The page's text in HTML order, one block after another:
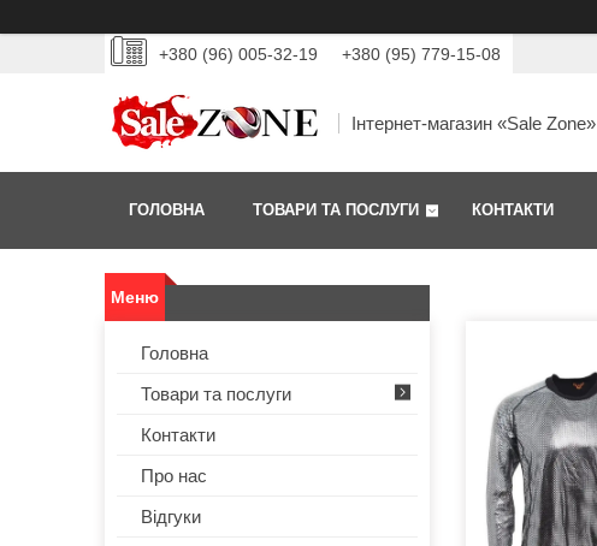
+380 (96) 005-32-19 +380 (95) 779-15-08
Інтернет-магазин «Sale Zone»
ГОЛОВНА ТОВАРИ ТА ПОСЛУГИ КОНТАКТИ
Головна
Товари та послуги
Контакти
Про нас
Відгуки